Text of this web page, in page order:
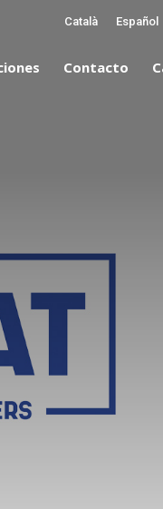
Català Español
Contacto